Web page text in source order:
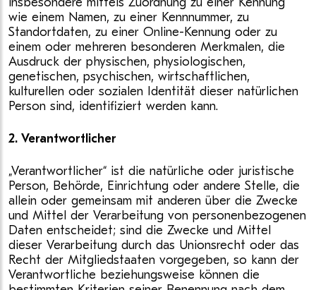
wie einem Namen, zu einer Kennnummer, zu
Standortdaten, zu einer Online-Kennung oder zu
einem oder mehreren besonderen Merkmalen, die
Ausdruck der physischen, physiologischen,
genetischen, psychischen, wirtschaftlichen,
kulturellen oder sozialen Identität dieser natürlichen
Person sind, identifiziert werden kann.
2. Verantwortlicher
„Verantwortlicher“ ist die natürliche oder juristische
Person, Behörde, Einrichtung oder andere Stelle, die
allein oder gemeinsam mit anderen über die Zwecke
und Mittel der Verarbeitung von personenbezogenen
Daten entscheidet; sind die Zwecke und Mittel
dieser Verarbeitung durch das Unionsrecht oder das
Recht der Mitgliedstaaten vorgegeben, so kann der
Verantwortliche beziehungsweise können die